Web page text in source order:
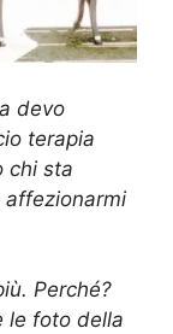
devo
terapia
chi sta
affezionarmi
Perché?
le foto della